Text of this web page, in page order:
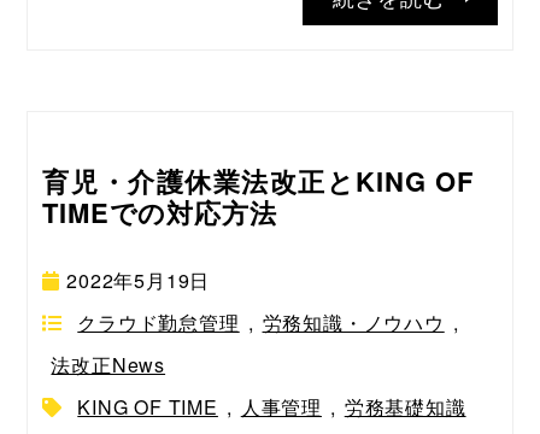
育児・介護休業法改正とKING OF
TIMEでの対応方法
2022年5月19日
クラウド勤怠管理 , 労務知識・ノウハウ ,
法改正News
KING OF TIME , 人事管理 , 労務基礎知識